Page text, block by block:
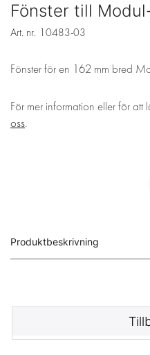
Fönster till
Art. nr. 10483-03
Fönster för en 162 mm bred
För mer information eller för
oss.
Produktbeskrivning